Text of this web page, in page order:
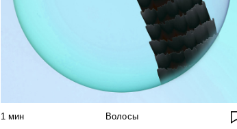
1 мин Волосы